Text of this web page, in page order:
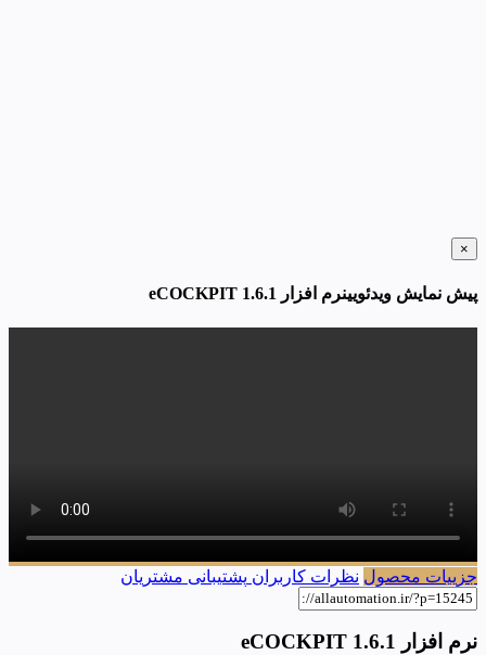
×
پیش نمایش ویدئویینرم افزار eCOCKPIT 1.6.1
جزییات محصول نظرات کاربران پشتیبانی مشتریان
نرم افزار eCOCKPIT 1.6.1